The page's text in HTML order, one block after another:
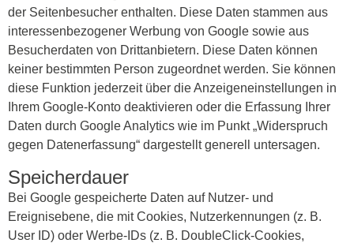
der Seitenbesucher enthalten. Diese Daten stammen aus
interessenbezogener Werbung von Google sowie aus
Besucherdaten von Drittanbietern. Diese Daten können
keiner bestimmten Person zugeordnet werden. Sie können
diese Funktion jederzeit über die Anzeigeneinstellungen in
Ihrem Google-Konto deaktivieren oder die Erfassung Ihrer
Daten durch Google Analytics wie im Punkt „Widerspruch
gegen Datenerfassung“ dargestellt generell untersagen.
Speicherdauer
Bei Google gespeicherte Daten auf Nutzer- und
Ereignisebene, die mit Cookies, Nutzerkennungen (z. B.
User ID) oder Werbe-IDs (z. B. DoubleClick-Cookies,